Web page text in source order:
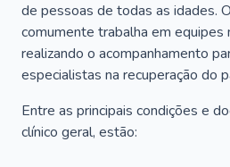
de pessoas de todas as idades.
comumente trabalha em equipes
realizando o acompanhamento
especialistas na recuperação do
Entre as principais condições e
clínico geral, estão: